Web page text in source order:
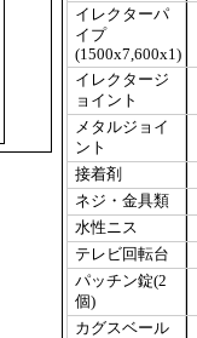
イレクターパ
イプ
(1500x7,600x1)
イレクタージ
ョイント
メタルジョイ
ント
接着剤
ネジ・金具類
水性ニス
テレビ回転台
パッチン錠(2
個)
カグスベール